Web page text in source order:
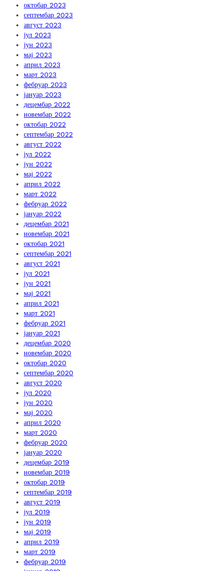
октобар 2023
септембар 2023
август 2023
јул 2023
јун 2023
мај 2023
април 2023
март 2023
фебруар 2023
јануар 2023
децембар 2022
новембар 2022
октобар 2022
септембар 2022
август 2022
јул 2022
јун 2022
мај 2022
април 2022
март 2022
фебруар 2022
јануар 2022
децембар 2021
новембар 2021
октобар 2021
септембар 2021
август 2021
јул 2021
јун 2021
мај 2021
април 2021
март 2021
фебруар 2021
јануар 2021
децембар 2020
новембар 2020
октобар 2020
септембар 2020
август 2020
јул 2020
јун 2020
мај 2020
април 2020
март 2020
фебруар 2020
јануар 2020
децембар 2019
новембар 2019
октобар 2019
септембар 2019
август 2019
јул 2019
јун 2019
мај 2019
април 2019
март 2019
фебруар 2019